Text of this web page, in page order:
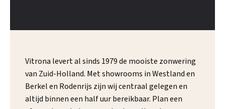
Vitrona levert al sinds 1979 de mooiste zonwering
van Zuid-Holland. Met showrooms in Westland en
Berkel en Rodenrijs zijn wij centraal gelegen en
altijd binnen een half uur bereikbaar. Plan een